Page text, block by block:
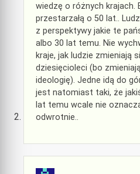
wiedzę o różnych krajach.
przestarzałą o 50 lat..
z perspektywy jakie te
albo 30 lat temu. Nie
kraje, jak ludzie zmieniają
dziesięcioleci (bo
ideologię). Jedne idą do
jest natomiast taki, że
lat temu wcale nie
odwrotnie..